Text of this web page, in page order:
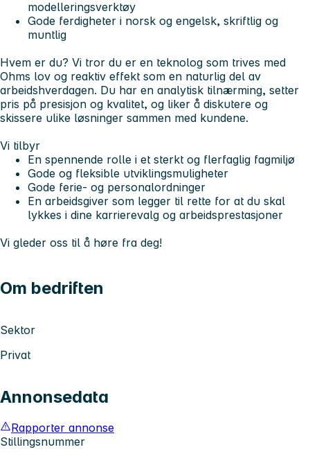
modelleringsverktøy
Gode ferdigheter i norsk og engelsk, skriftlig og
muntlig
Hvem er du? Vi tror du er en teknolog som trives med
Ohms lov og reaktiv effekt som en naturlig del av
arbeidshverdagen. Du har en analytisk tilnærming, setter
pris på presisjon og kvalitet, og liker å diskutere og
skissere ulike løsninger sammen med kundene.
Vi tilbyr
En spennende rolle i et sterkt og flerfaglig fagmiljø
Gode og fleksible utviklingsmuligheter
Gode ferie- og personalordninger
En arbeidsgiver som legger til rette for at du skal
lykkes i dine karrierevalg og arbeidsprestasjoner
Vi gleder oss til å høre fra deg!
Om bedriften
Sektor
Privat
Annonsedata
Rapporter annonse
Stillingsnummer